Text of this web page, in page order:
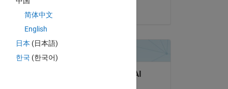
简体中文
English
日本 (日本語)
한국 (한국어)